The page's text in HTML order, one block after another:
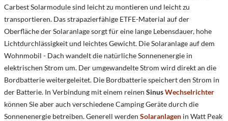
Carbest Solarmodule sind leicht zu montieren und leicht zu
transportieren. Das strapazierfähige ETFE-Material auf der
Oberfläche der Solaranlage sorgt für eine lange Lebensdauer, hohe
Lichtdurchlässigkeit und leichtes Gewicht. Die Solaranlage auf dem
Wohnmobil - Dach wandelt die natürliche Sonnenenergie in
elektrischen Strom um. Der umgewandelte Strom wird direkt an die
Bordbatterie weitergeleitet. Die Bordbatterie speichert den Strom in
der Batterie. In Verbindung mit einem reinen SinusWechselrichter
können Sie aber auch verschiedene Camping Geräte durch die
Sonnenenergie betreiben. Generell werden Solaranlagen in Watt Peak